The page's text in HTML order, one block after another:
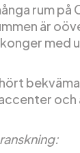
rum på
är
med